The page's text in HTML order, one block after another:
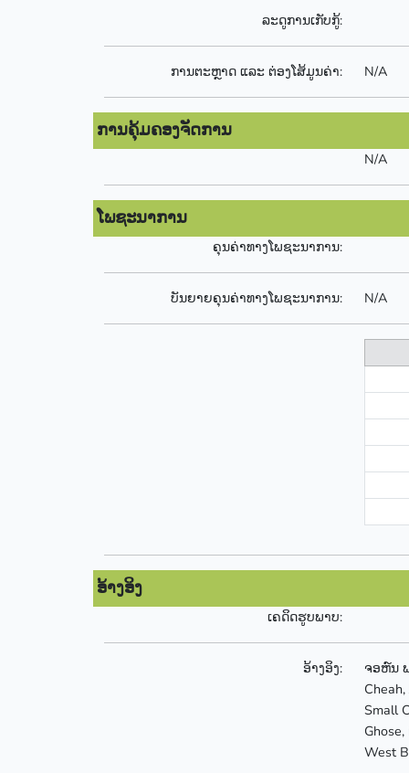
ລະດູການເກັບກູ້:
ການຕະຫຼາດ ແລະ ຕ່ອງໂສ້ມູນຄ່າ: N/A
ການຄຸ້ມຄອງຈັດການ
N/A
ໂພຊະນາການ
ຄຸນຄ່າທາງໂພຊະນາການ:
ບັນຍາຍຄຸນຄ່າທາງໂພຊະນາການ: N/A
ອ້າງອິງ
ເຄດິດຮູບພາບ:
ອ້າງອິງ:
ຈອຫ໌ນ
Small
West